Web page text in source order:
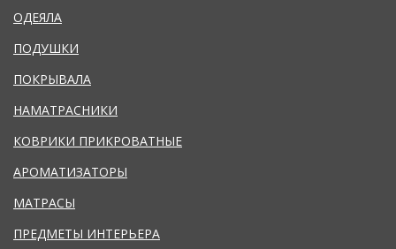
ОДЕЯЛА
ПОДУШКИ
ПОКРЫВАЛА
НАМАТРАСНИКИ
КОВРИКИ ПРИКРОВАТНЫЕ
АРОМАТИЗАТОРЫ
МАТРАСЫ
ПРЕДМЕТЫ ИНТЕРЬЕРА